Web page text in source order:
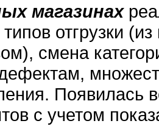
магазинах
отгрузки
смена
Появилась
с учетом